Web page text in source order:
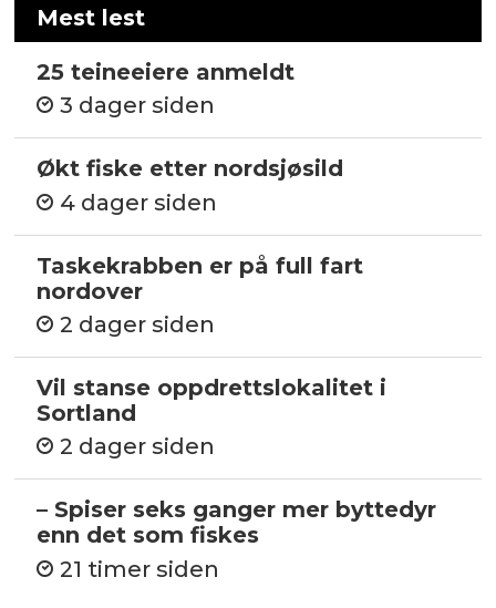
Mest lest
25 teineeiere anmeldt
3 dager siden
Økt fiske etter nordsjøsild
4 dager siden
Taskekrabben er på full fart
nordover
2 dager siden
Vil stanse oppdrettslokalitet i
Sortland
2 dager siden
– Spiser seks ganger mer byttedyr
enn det som fiskes
21 timer siden